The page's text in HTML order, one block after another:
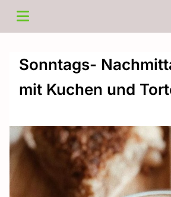
Sonntags-
mit Kuchen und